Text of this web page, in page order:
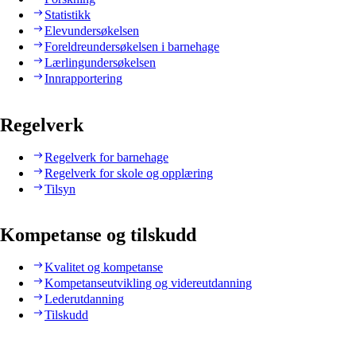
Statistikk
Elevundersøkelsen
Foreldreundersøkelsen i barnehage
Lærlingundersøkelsen
Innrapportering
Regelverk
Regelverk for barnehage
Regelverk for skole og opplæring
Tilsyn
Kompetanse og tilskudd
Kvalitet og kompetanse
Kompetanseutvikling og videreutdanning
Lederutdanning
Tilskudd